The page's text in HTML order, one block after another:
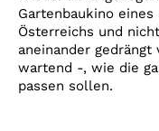
Gartenbaukino
Österreichs und
aneinander
wartend -, wie die
passen sollen.